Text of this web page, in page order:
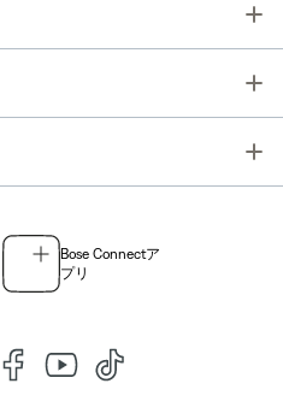
Bose Connectア
プリ